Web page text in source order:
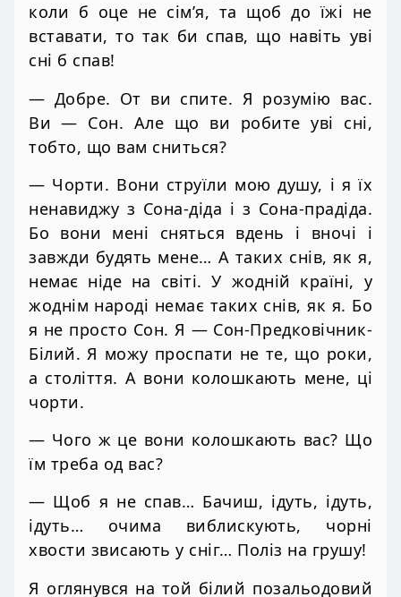
коли б оце не сім’я, та щоб до їжі не
вставати, то так би спав, що навіть уві
сні б спав!
— Добре. От ви спите. Я розумію вас.
Ви — Сон. Але що ви робите уві сні,
тобто, що вам сниться?
— Чорти. Вони струїли мою душу, і я їх
ненавиджу з Сона-діда і з Сона-прадіда.
Бо вони мені сняться вдень і вночі і
завжди будять мене… А таких снів, як я,
немає ніде на світі. У жодній країні, у
жоднім народі немає таких снів, як я. Бо
я не просто Сон. Я — Сон-Предковічник-
Білий. Я можу проспати не те, що роки,
а століття. А вони колошкають мене, ці
чорти.
— Чого ж це вони колошкають вас? Що
їм треба од вас?
— Щоб я не спав… Бачиш, ідуть, ідуть,
ідуть… очима виблискують, чорні
хвости звисають у сніг… Поліз на грушу!
Я оглянувся на той білий позальодовий